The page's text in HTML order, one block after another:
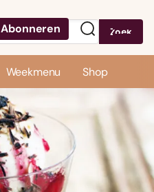
Abonneren Zoek
Weekmenu Shop